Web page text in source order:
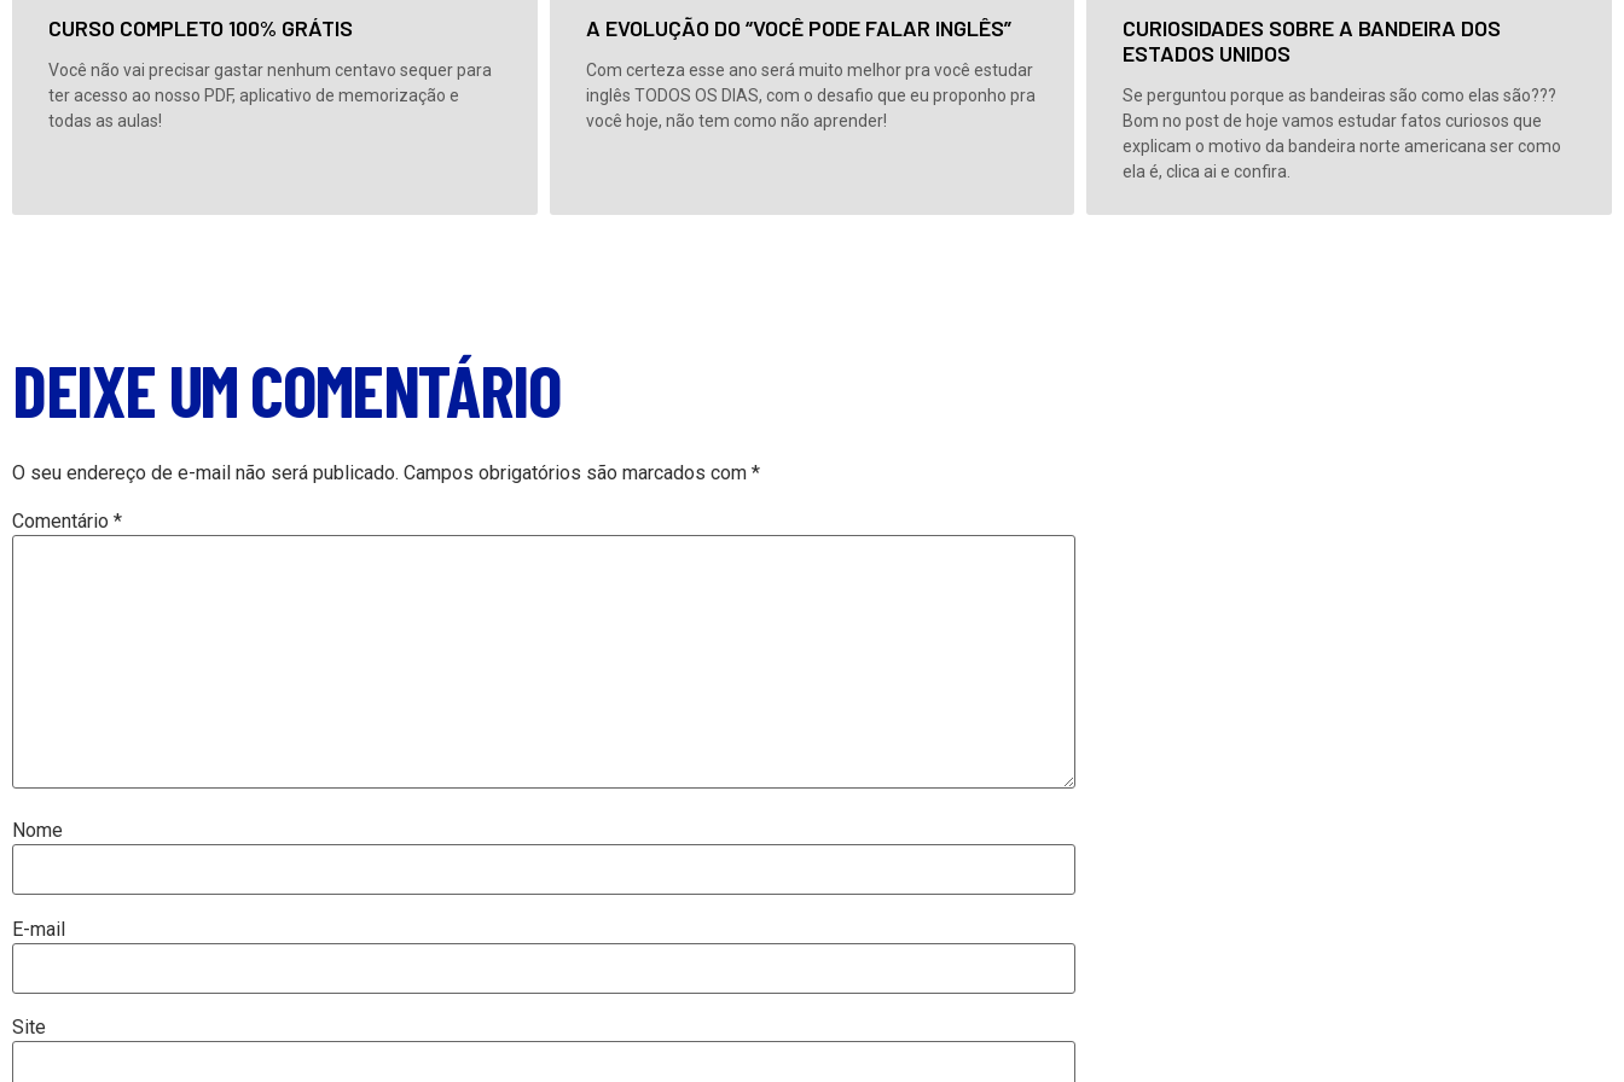
CURSO COMPLETO 100% GRÁTIS
Você não vai precisar gastar nenhum centavo sequer para
ter acesso ao nosso PDF, aplicativo de memorização e
todas as aulas!
A EVOLUÇÃO DO “VOCÊ PODE FALAR INGLÊS”
Com certeza esse ano será muito melhor pra você estudar
inglês TODOS OS DIAS, com o desafio que eu proponho pra
você hoje, não tem como não aprender!
CURIOSIDADES SOBRE A BANDEIRA DOS
ESTADOS UNIDOS
Se perguntou porque as bandeiras são como elas são???
Bom no post de hoje vamos estudar fatos curiosos que
explicam o motivo da bandeira norte americana ser como
ela é, clica ai e confira.
DEIXE UM COMENTÁRIO
O seu endereço de e-mail não será publicado. Campos obrigatórios são marcados com *
Comentário *
Nome
E-mail
Site